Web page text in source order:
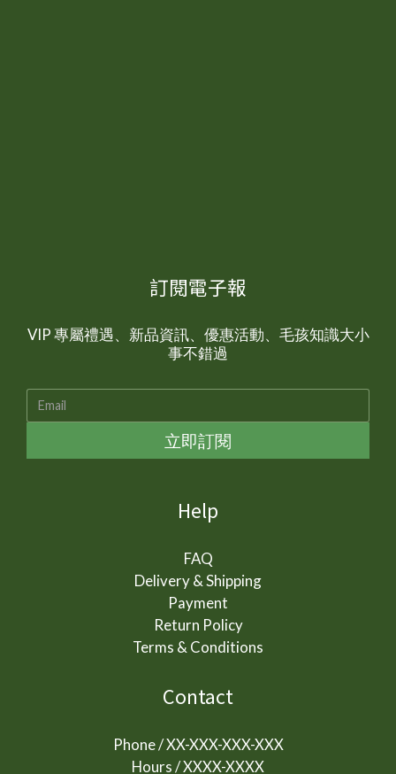
訂閱電子報
VIP 專屬禮遇、新品資訊、優惠活動、毛孩知識大小
事不錯過
立即訂閱
Help
FAQ
Delivery & Shipping
Payment
Return Policy
Terms & Conditions
Contact
Phone / XX-XXX-XXX-XXX
Hours / XXXX-XXXX